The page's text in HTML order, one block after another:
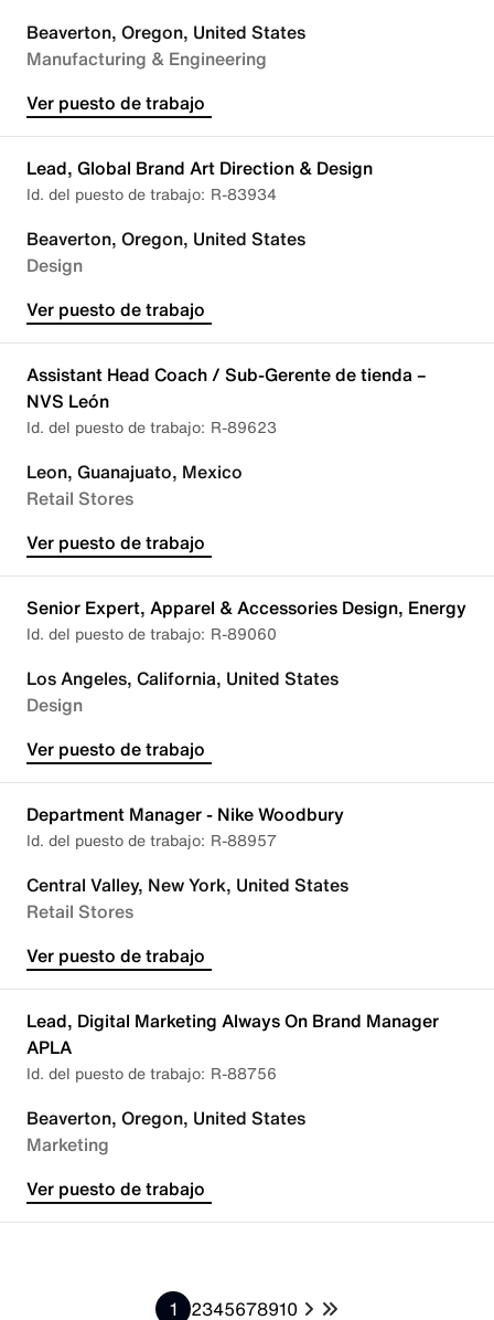
Beaverton, Oregon, United States
Manufacturing & Engineering
Ver puesto de trabajo
Lead, Global Brand Art Direction & Design
R-83934
Beaverton, Oregon, United States
Design
Ver puesto de trabajo
Assistant Head Coach / Sub-Gerente de tienda –
NVS León
R-89623
Leon, Guanajuato, Mexico
Retail Stores
Ver puesto de trabajo
Senior Expert, Apparel & Accessories Design, Energy
R-89060
Los Angeles, California, United States
Design
Ver puesto de trabajo
Department Manager - Nike Woodbury
R-88957
Central Valley, New York, United States
Retail Stores
Ver puesto de trabajo
Lead, Digital Marketing Always On Brand Manager
APLA
R-88756
Beaverton, Oregon, United States
Marketing
Ver puesto de trabajo
1 2345678910